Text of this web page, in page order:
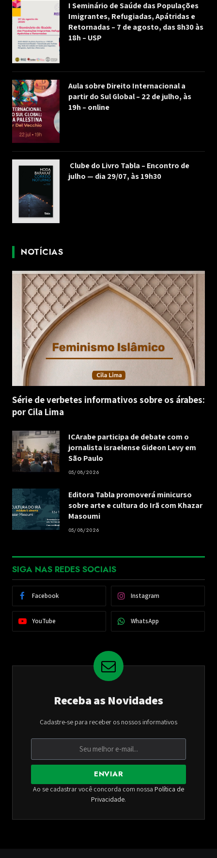
I Seminário de Saúde das Populações
Imigrantes, Refugiadas, Apátridas e
Retornadas – 7 de agosto, das 8h30 às
18h – USP
Aula sobre Direito Internacional a
partir do Sul Global – 22 de julho, às
19h – online
Clube do Livro Tabla – Encontro de
julho — dia 29/07, às 19h30
NOTÍCIAS
Série de verbetes informativos sobre os árabes:
por Cila Lima
ICArabe participa de debate com o
jornalista israelense Gideon Levy em
São Paulo
05/08/2026
Editora Tabla promoverá minicurso
sobre arte e cultura do Irã com Khazar
Masoumi
05/08/2026
SIGA NAS REDES SOCIAIS
Facebook Instagram
YouTube WhatsApp
Receba as Novidades
Cadastre-se para receber os nossos informativos
ENVIAR
Ao se cadastrar você concorda com nossa Política de
Privacidade.